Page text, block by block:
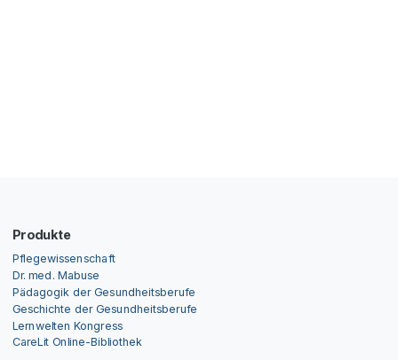
Produkte
Pflegewissenschaft
Dr. med. Mabuse
Pädagogik der Gesundheitsberufe
Geschichte der Gesundheitsberufe
Lernwelten Kongress
CareLit Online-Bibliothek